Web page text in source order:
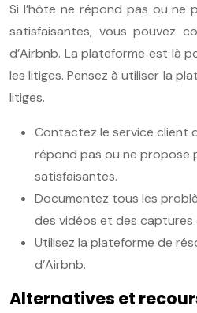
Si l’hôte ne répond pas ou ne
satisfaisantes, vous pouvez
d’Airbnb. La plateforme est là
les litiges. Pensez à utiliser la
litiges.
Contactez le service client
répond pas ou ne propose
satisfaisantes.
Documentez tous les
des vidéos et des captures
Utilisez la plateforme de
d’Airbnb.
Alternatives et